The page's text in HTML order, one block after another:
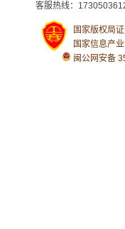
客服热线：
国家版权局
国家信息产
闽公网安备